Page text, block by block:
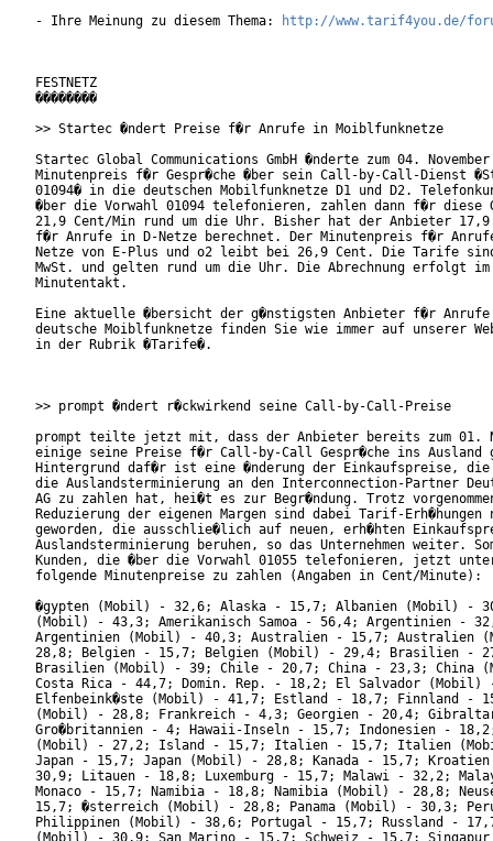
- Ihre Meinung zu diesem Thema:
http://www.tarif4you.de/
FESTNETZ
��������
>> Startec �ndert Preise f�r Anrufe in Moiblfunknetze
Startec Global Communications GmbH �nderte zum 04.
Minutenpreis f�r Gespr�che �ber sein Call-by-Call-Dienst
01094� in die deutschen Mobilfunknetze D1 und D2.
�ber die Vorwahl 01094 telefonieren, zahlen dann f�r diese
21,9 Cent/Min rund um die Uhr. Bisher hat der Anbieter 17,9
f�r Anrufe in D-Netze berechnet. Der Minutenpreis f�r
Netze von E-Plus und o2 leibt bei 26,9 Cent. Die Tarife
MwSt. und gelten rund um die Uhr. Die Abrechnung erfolgt im
Minutentakt.
Eine aktuelle �bersicht der g�nstigsten Anbieter f�r
deutsche Moiblfunknetze finden Sie wie immer auf unserer
in der Rubrik �Tarife�.
>> prompt �ndert r�ckwirkend seine Call-by-Call-Preise
prompt teilte jetzt mit, dass der Anbieter bereits zum 01.
einige seine Preise f�r Call-by-Call Gespr�che ins Ausland
Hintergrund daf�r ist eine �nderung der Einkaufspreise,
die Auslandsterminierung an den Interconnection-Partner
AG zu zahlen hat, hei�t es zur Begr�ndung. Trotz
Reduzierung der eigenen Margen sind dabei Tarif-Erh�hungen
geworden, die ausschlie�lich auf neuen, erh�hten
Auslandsterminierung beruhen, so das Unternehmen weiter.
Kunden, die �ber die Vorwahl 01055 telefonieren, jetzt unter
folgende Minutenpreise zu zahlen (Angaben in Cent/Minute):
�gypten (Mobil) - 32,6; Alaska - 15,7; Albanien (Mobil) -
(Mobil) - 43,3; Amerikanisch Samoa - 56,4; Argentinien -
Argentinien (Mobil) - 40,3; Australien - 15,7; Australien
28,8; Belgien - 15,7; Belgien (Mobil) - 29,4; Brasilien -
Brasilien (Mobil) - 39; Chile - 20,7; China - 23,3; China
Costa Rica - 44,7; Domin. Rep. - 18,2; El Salvador (Mobil)
Elfenbeink�ste (Mobil) - 41,7; Estland - 18,7; Finnland -
(Mobil) - 28,8; Frankreich - 4,3; Georgien - 20,4;
Gro�britannien - 4; Hawaii-Inseln - 15,7; Indonesien -
(Mobil) - 27,2; Island - 15,7; Italien - 15,7; Italien
Japan - 15,7; Japan (Mobil) - 28,8; Kanada - 15,7;
30,9; Litauen - 18,8; Luxemburg - 15,7; Malawi - 32,2;
Monaco - 15,7; Namibia - 18,8; Namibia (Mobil) - 28,8;
15,7; �sterreich (Mobil) - 28,8; Panama (Mobil) - 30,3;
Philippinen (Mobil) - 38,6; Portugal - 15,7; Russland -
(Mobil) - 30,9; San Marino - 15,7; Schweiz - 15,7;